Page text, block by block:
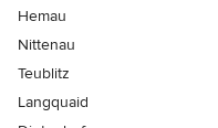
Hemau
Nittenau
Teublitz
Langquaid